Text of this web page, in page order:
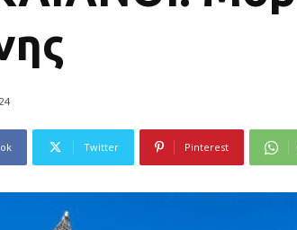
Twitter Pinterest